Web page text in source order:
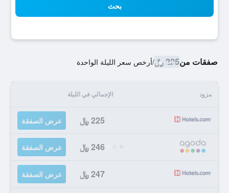
بحث
صفقات من225 ﷼ /أرخص سعر الليلة الواحدة
مزود الإجمالي في الليلة
225 ﷼ عرض الصفقة
246 ﷼ عرض الصفقة
247 ﷼ عرض الصفقة